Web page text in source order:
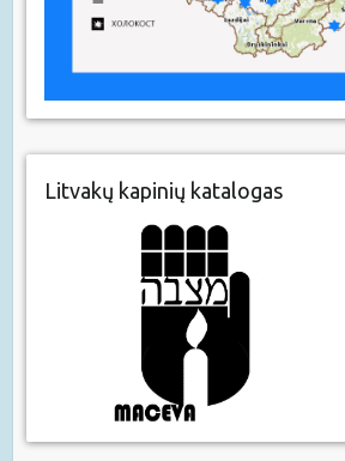
Litvakų kapinių katalogas